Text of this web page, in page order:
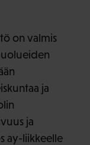
on valmis
ja
ja
ay-liikkeelle